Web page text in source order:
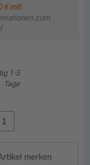
€ mtl.
zum
1-5
Tage